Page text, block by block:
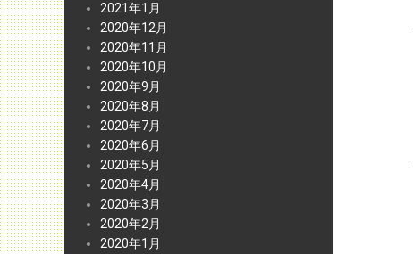
2021年1月
2020年12月
2020年11月
2020年10月
2020年9月
2020年8月
2020年7月
2020年6月
2020年5月
2020年4月
2020年3月
2020年2月
2020年1月